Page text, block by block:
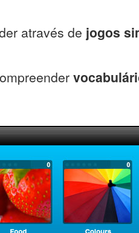
através de jogos